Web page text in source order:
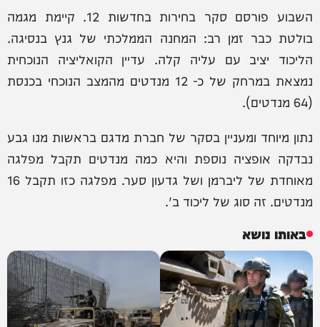
השבוע פורסם סקר בחירות בחדשות 12. קיימת מגמה
בולטת כבר זמן רב: המחנה הממלכתי של גנץ בנסיגה.
הליכוד יציב עם עליה קלה. עדיין הקואליציה הנוכחית
נמצאת במרחק של כ- 12 מנדטים מהמצב הנוכחי בכנסת
(64 מנדטים).
נתון מיוחד ומעניין בסקר של חברת מדגם בראשות מנו גבע
נבדקה אופציה נוספת והיא כמה מנדטים תקבל מפלגה
מאוחדת של ליברמן ושל גדעון סער. מפלגה כזו תקבל 16
מנדטים. זה סוג של ליכוד ב'.
באותו נושא